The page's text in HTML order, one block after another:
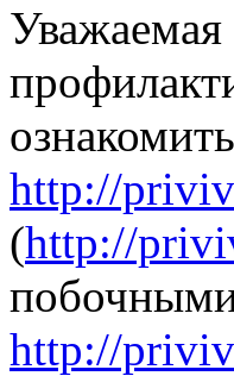
Уважаемая
http://
(http://
http://